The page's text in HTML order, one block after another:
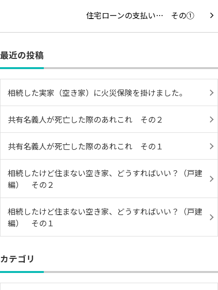
住宅ローンの支払い…
最近の投稿
相続した実家（空き家）に火災保険を掛けました。
共有名義人が死亡した際のあれこれ その２
共有名義人が死亡した際のあれこれ その１
相続したけど住まない空き家、どうすればいい？（戸建
編） その２
相続したけど住まない空き家、どうすればいい？（戸建
編） その１
カテゴリ